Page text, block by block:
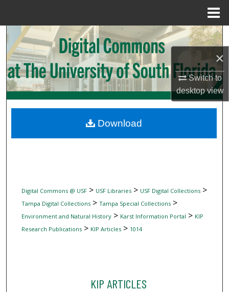
×
Switch to
desktopview
Search
Browse Collections
My Account
Digital Commons Network™
Digital Commons @ USF> USF Libraries> USF Digital Collections>
Tampa Digital Collections> Tampa Special Collections>
Environment and Natural History> Karst Information Portal > KIP
Research Publications> KIP Articles> 1014
KIP ARTICLES
Download